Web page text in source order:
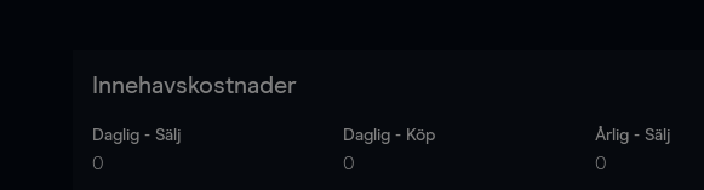
Innehavskostnader
Daglig - Sälj
0
Daglig - Köp
0
Årlig - Sälj
0